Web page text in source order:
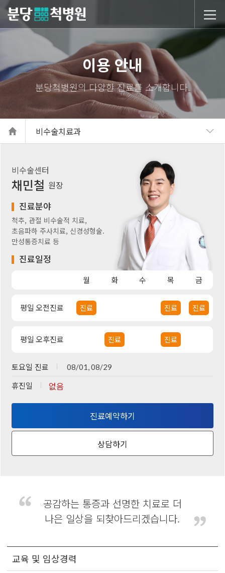
당척병원
이용 안내
비수술치료과
비수술센터
채민철 원장
진료분야
척추, 관절 비수술적 치료,
초음파하 주사치료, 신경성형술.
만성통증치료 등
진료일정
월 화 수 목 금
평일 오전진료 진료 진료 진료
평일 오후진료 진료 진료
토요일 진료 08/01, 08/29
휴진일 없음
진료예약하기
상담하기
공감하는 통증과 선명한 치료로 더
나은 일상을 되찾아드리겠습니다.
교육 및 임상경력